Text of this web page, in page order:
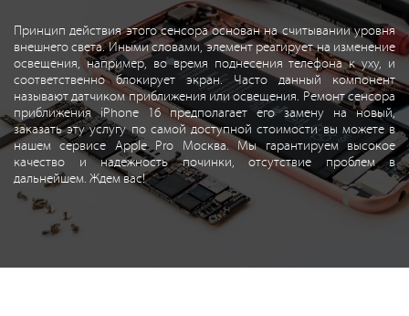
Принцип действия этого сенсора основан на считывании уровня
внешнего света. Иными словами, элемент реагирует на изменение
освещения, например, во время поднесения телефона к уху, и
соответственно блокирует экран. Часто данный компонент
называют датчиком приближения или освещения. Ремонт сенсора
приближения iPhone 16 предполагает его замену на новый,
заказать эту услугу по самой доступной стоимости вы можете в
нашем сервисе Apple Pro Москва. Мы гарантируем высокое
качество и надежность починки, отсутствие проблем в
дальнейшем. Ждем вас!